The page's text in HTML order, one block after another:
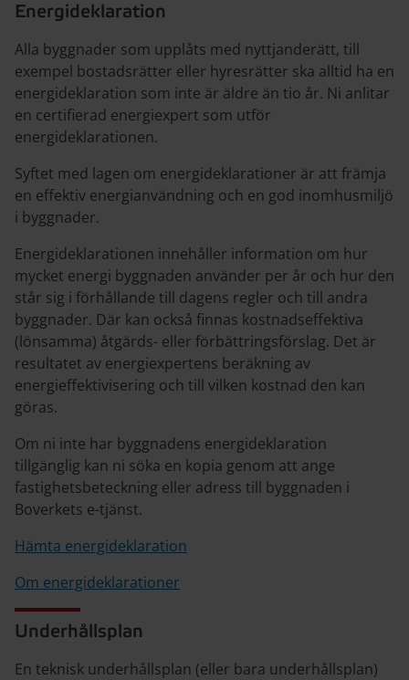
Energideklaration
Alla byggnader som upplåts med nyttjanderätt, till
exempel bostadsrätter eller hyresrätter ska alltid ha en
energideklaration som inte är äldre än tio år. Ni anlitar
en certifierad energiexpert som utför
energideklarationen.
Syftet med lagen om energideklarationer är att främja
en effektiv energianvändning och en god inomhusmiljö
i byggnader.
Energideklarationen innehåller information om hur
mycket energi byggnaden använder per år och hur den
står sig i förhållande till dagens regler och till andra
byggnader. Där kan också finnas kostnadseffektiva
(lönsamma) åtgärds- eller förbättringsförslag. Det är
resultatet av energiexpertens beräkning av
energieffektivisering och till vilken kostnad den kan
göras.
Om ni inte har byggnadens energideklaration
tillgänglig kan ni söka en kopia genom att ange
fastighetsbeteckning eller adress till byggnaden i
Boverkets e-tjänst.
Hämta energideklaration
Om energideklarationer
Underhållsplan
En teknisk underhållsplan (eller bara underhållsplan)